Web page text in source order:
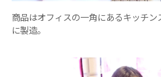
商品はオフィスの一角にあるキッチ
に製造。